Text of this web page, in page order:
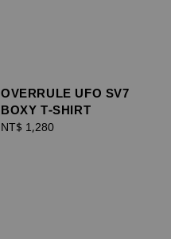
OVERRULE UFO SV7
BOXY T-SHIRT
Regular
NT$ 1,280